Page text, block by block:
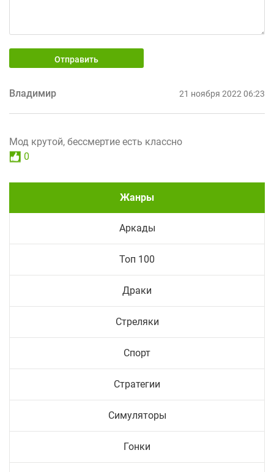
Отправить
Владимир 21 ноября 2022 06:23
Мод крутой, бессмертие есть классно
0
Жанры
Аркады
Топ 100
Драки
Стреляки
Спорт
Стратегии
Симуляторы
Гонки